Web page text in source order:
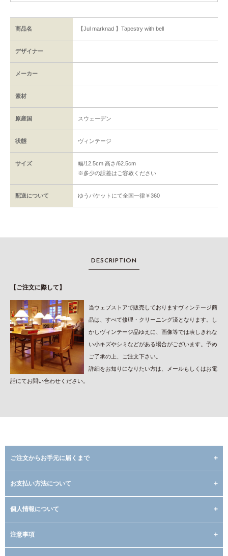
商品名 【Jul marknad 】Tapestry with bell
デザイナー
メーカー
素材
原産国 スウェーデン
状態 ヴィンテージ
サイズ
幅/12.5cm 高さ/62.5cm
※多少の誤差はご容赦ください
配送について ゆうパケットにて全国一律￥360
DESCRIPTION
【ご注文に際して】
当ウェブストアで販売しておりますヴィンテージ商
品は、すべて修理・クリーニング済となります。し
かしヴィンテージ品ゆえに、画像等では表しきれな
い小キズやシミなどがある場合がございます。予め
ご了承の上、ご注文下さい。
詳細をお知りになりたい方は、メールもしくはお電
話にてお問い合わせください。
ご注文からお手元に届くまで
お支払い方法について
個人情報について
注意事項